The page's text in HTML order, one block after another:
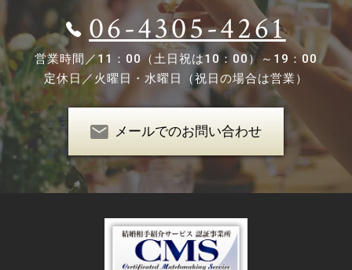
06-4305-4261
営業時間／11：00（土日祝は10：00）～19：00
定休日／火曜日・水曜日（祝日の場合は営業）
メールでのお問い合わせ